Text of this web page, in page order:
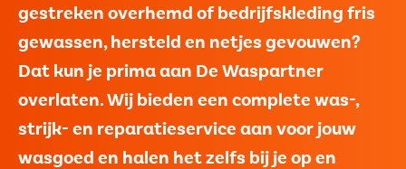
Locaties
Over ons
Contact
Verwijzers
gestreken overhemd of bedrijfskleding fris
gewassen, hersteld en netjes gevouwen?
Dat kun je prima aan De Waspartner
overlaten. Wij bieden een complete was-,
strijk- en reparatieservice aan voor jouw
wasgoed en halen het zelfs bij je op en